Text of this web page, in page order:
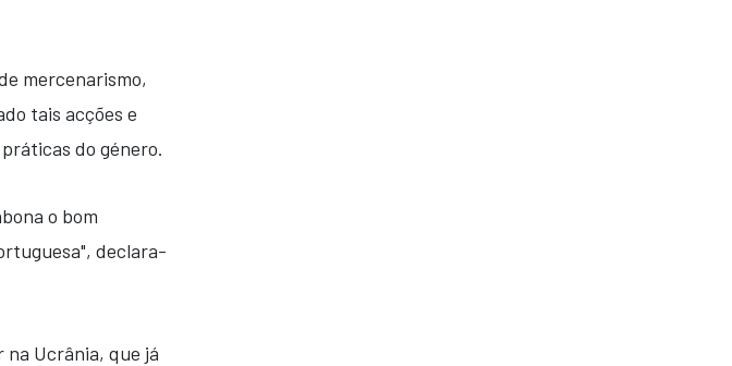
mercenarismo,
tais acções e
do género.
o bom
declara-
na Ucrânia, que já